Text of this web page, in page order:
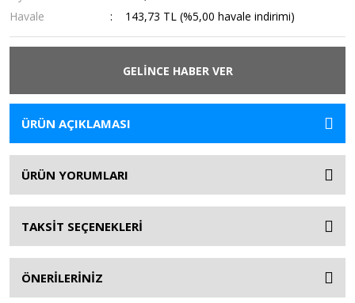
Havale
143,73 TL (%5,00 havale indirimi)
GELİNCE HABER VER
ÜRÜN AÇIKLAMASI
ÜRÜN YORUMLARI
TAKSİT SEÇENEKLERİ
ÖNERİLERİNİZ